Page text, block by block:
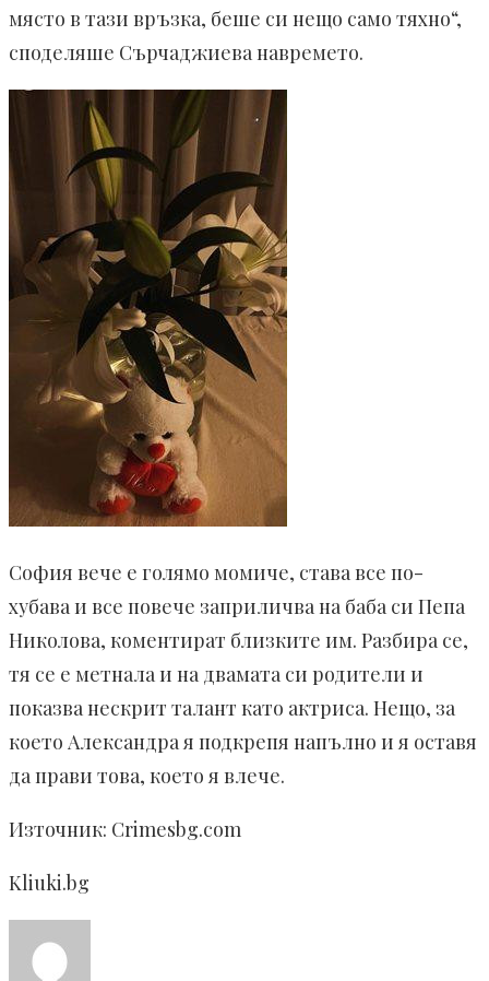
място в тази връзка, беше си нещо само тяхно“,
споделяше Сърчаджиева навремето.
София вече е голямо момиче, става все по-
хубава и все повече заприличва на баба си Пепа
Николова, коментират близките им. Разбира се,
тя се е метнала и на двамата си родители и
показва нескрит талант като актриса. Нещо, за
което Александра я подкрепя напълно и я оставя
да прави това, което я влече.
Източник: Crimesbg.com
Kliuki.bg